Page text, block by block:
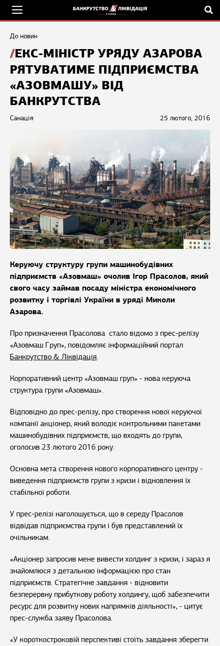
До новин
ЕКС-МІНІСТР УРЯДУ АЗАРОВА
РЯТУВАТИМЕ ПІДПРИЄМСТВА
«АЗОВМАШУ» ВІД
БАНКРУТСТВА
25 лютого, 2016
Санація
Керуючу структуру групи машинобудівних
підприємств «Азовмаш» очолив Ігор Прасолов, який
свого часу займав посаду міністра економічного
розвитку і торгівлі України в уряді Миколи
Азарова.
Про призначення Прасолова стало відомо з прес-релізу
«Азовмаш Груп», повідомляє інформаційний портал
Банкрутство & Ліквідація.
Корпоративний центр «Азовмаш груп» - нова керуюча
структура групи «Азовмаш».
Відповідно до прес-релізу, про створення нової керуючої
компанії акціонер, який володіє контрольними пакетами
машинобудівних підприємств, що входять до групи,
оголосив 23 лютого 2016 року.
Основна мета створення нового корпоративного центру -
виведення підприємств групи з кризи і відновлення їх
стабільної роботи.
У прес-релізі наголошується, що в середу Прасолов
відвідав підприємства групи і був представлений їх
очільникам.
«Акціонер запросив мене вивести холдинг з кризи, і зараз я
знайомлюся з детальною інформацією про стан
підприємств. Стратегічне завдання - відновити
безперервну прибуткову роботу холдингу, щоб забезпечити
ресурс для розвитку нових напрямків діяльності», - цитує
прес-служба заяву Прасолова.
«У короткостроковій перспективі стоїть завдання зберегти